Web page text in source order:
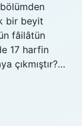
bir beyit
fâilâtün
17 harfin
çıkmıştır?…